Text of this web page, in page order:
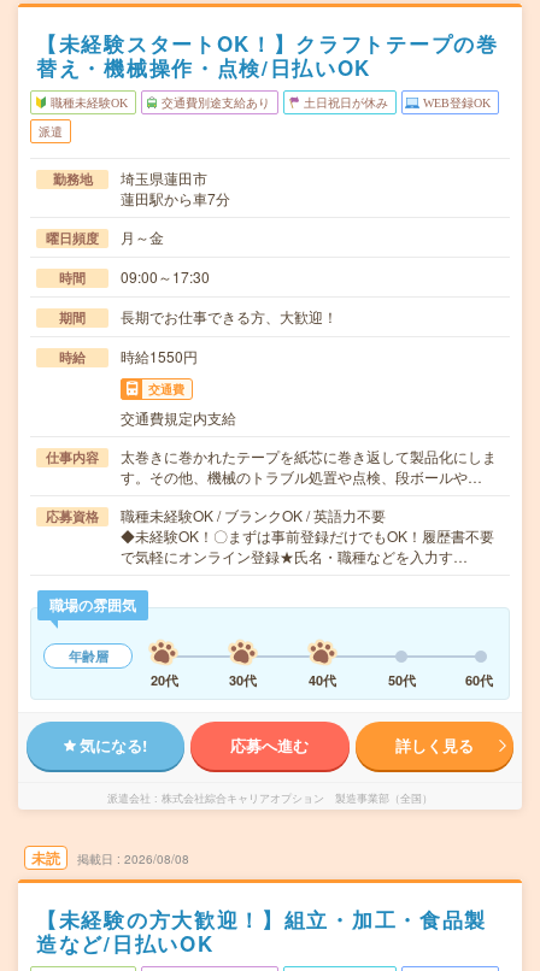
【未経験スタートOK！】クラフトテープの巻
替え・機械操作・点検/日払いOK
職種未経験OK 交通費別途支給あり 土日祝日が休み WEB登録OK
派遣
勤務地
埼玉県蓮田市
蓮田駅から車7分
曜日頻度 月～金
時間 09:00～17:30
期間 長期でお仕事できる方、大歓迎！
時給 時給1550円
交通費
交通費規定内支給
仕事内容
太巻きに巻かれたテープを紙芯に巻き返して製品化にしま
す。その他、機械のトラブル処置や点検、段ボールや…
応募資格
職種未経験OK / ブランクOK / 英語力不要
◆未経験OK！〇まずは事前登録だけでもOK！履歴書不要
で気軽にオンライン登録★氏名・職種などを入力す…
職場の雰囲気
年齢層
20代
30代 40代 50代 60代
気になる! 応募へ進む 詳しく見る
派遣会社 株式会社綜合キャリアオプション 製造事業部（全国）
未読 掲載日 2026/08/08
【未経験の方大歓迎！】組立・加工・食品製
造など/日払いOK